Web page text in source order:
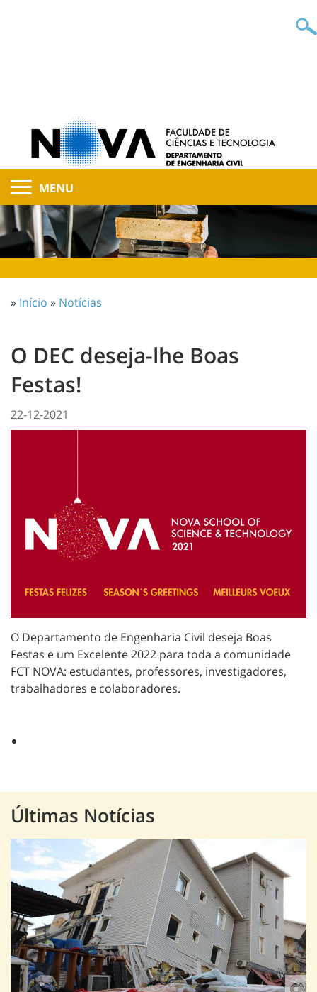
MENU
» Início » Notícias
O DEC deseja-lhe Boas
Festas!
22-12-2021
O Departamento de Engenharia Civil deseja Boas
Festas e um Excelente 2022 para toda a comunidade
FCT NOVA: estudantes, professores, investigadores,
trabalhadores e colaboradores.
Últimas Notícias